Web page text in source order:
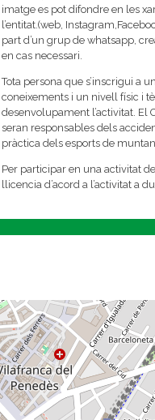
imatge es pot difondre en les
l’entitat.(web,
part d’un grup de whatsapp,
en cas necessari.
Tota persona que s’inscrigui a
coneixements i un nivell físic i
desenvolupament l’activitat. El
seran responsables dels
pràctica dels esports de
Per participar en una activitat
llicencia d’acord a l’activitat a